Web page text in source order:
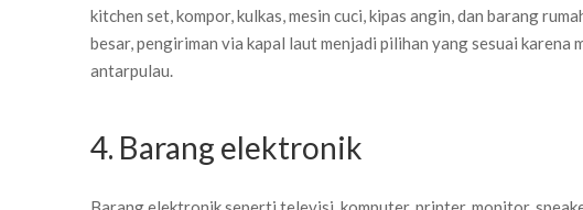
kitchen set, kompor, kulkas, mesin cuci, kipas angin, dan barang
besar, pengiriman via kapal laut menjadi pilihan yang sesuai
antarpulau.
4. Barang elektronik